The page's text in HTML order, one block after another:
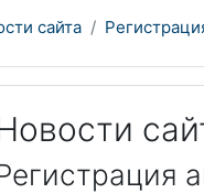
сайта